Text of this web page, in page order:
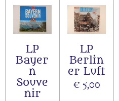
LP
Bayer
n
Souve
nir
LP
Berlin
er Luft
€ 5,00